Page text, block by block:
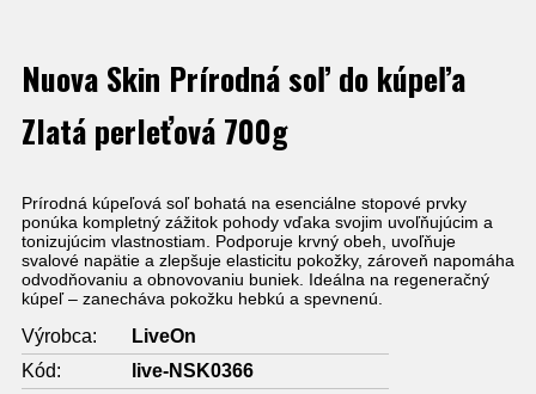
Nuova Skin Prírodná soľ do kúpeľa
Zlatá perleťová 700g
Prírodná kúpeľová soľ bohatá na esenciálne stopové prvky
ponúka kompletný zážitok pohody vďaka svojim uvoľňujúcim a
tonizujúcim vlastnostiam. Podporuje krvný obeh, uvoľňuje
svalové napätie a zlepšuje elasticitu pokožky, zároveň napomáha
odvodňovaniu a obnovovaniu buniek. Ideálna na regeneračný
kúpeľ – zanecháva pokožku hebkú a spevnenú.
Výrobca:
LiveOn
Kód:
live-NSK0366